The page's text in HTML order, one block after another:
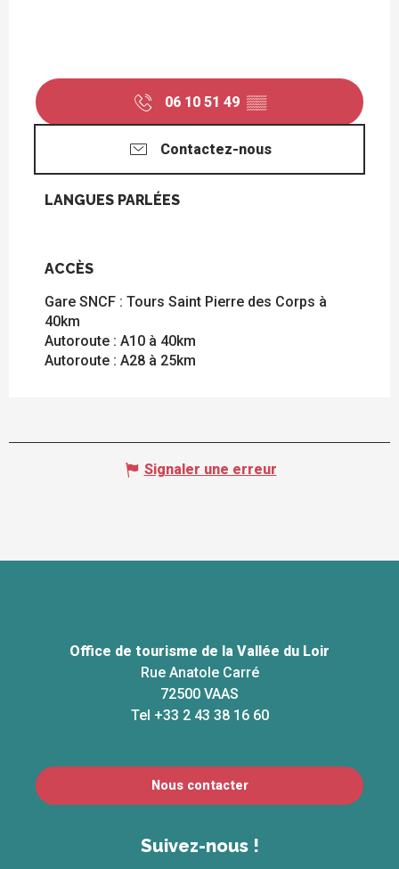
06 10 51 49 ▒▒
Contactez-nous
LANGUES PARLÉES
LANGUES PARLÉES
ACCÈS
ACCÈS
Gare SNCF : Tours Saint Pierre des Corps à
40km
Autoroute : A10 à 40km
Autoroute : A28 à 25km
Signaler une erreur
Office de tourisme de la Vallée du Loir
Rue Anatole Carré
72500 VAAS
Tel +33 2 43 38 16 60
Nous contacter
Suivez-nous !